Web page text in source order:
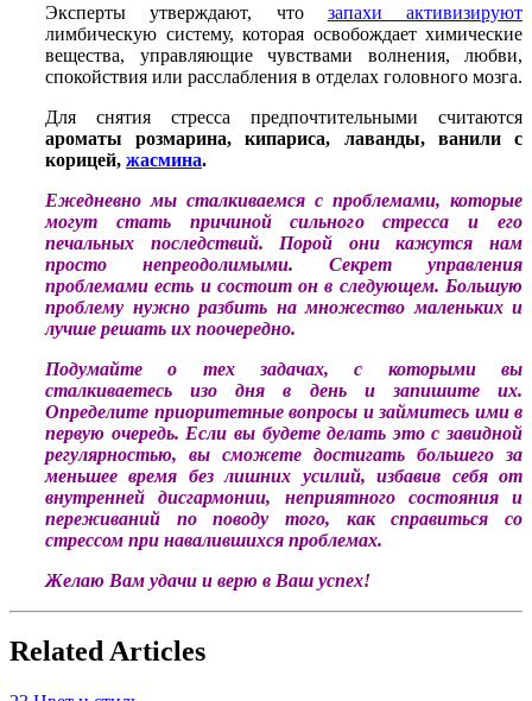
Эксперты утверждают, что запахи активизируют
лимбическую систему, которая освобождает химические
вещества, управляющие чувствами волнения, любви,
спокойствия или расслабления в отделах головного мозга.
Для снятия стресса предпочтительными считаются
ароматы розмарина, кипариса, лаванды, ванили с
корицей, жасмина.
Ежедневно мы сталкиваемся с проблемами, которые
могут стать причиной сильного стресса и его
печальных последствий. Порой они кажутся нам
просто непреодолимыми. Секрет управления
проблемами есть и состоит он в следующем. Большую
проблему нужно разбить на множество маленьких и
лучше решать их поочередно.
Подумайте о тех задачах, с которыми вы
сталкиваетесь изо дня в день и запишите их.
Определите приоритетные вопросы и займитесь ими в
первую очередь. Если вы будете делать это с завидной
регулярностью, вы сможете достигать большего за
меньшее время без лишних усилий, избавив себя от
внутренней дисгармонии, неприятного состояния и
переживаний по поводу того, как справиться со
стрессом при навалившихся проблемах.
Желаю Вам удачи и верю в Ваш успех!
Related Articles